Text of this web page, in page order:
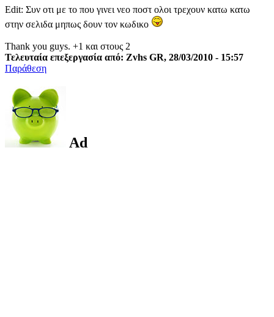
Edit: Συν οτι με το που γινει νεο ποστ ολοι τρεχουν κατω κατω
στην σελιδα μηπως δουν τον κωδικο
Thank you guys. +1 και στους 2
Τελευταία επεξεργασία από: Zvhs GR, 28/03/2010 - 15:57
Παράθεση
Ad